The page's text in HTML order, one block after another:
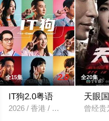
全15集 2.0
IT狗2.0粤语
2026 / 香港 / 凌文龙,杨乐文,
全20集
天眼
曾经贵